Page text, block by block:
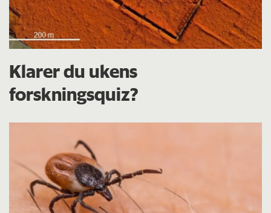
Klarer du ukens
forskningsquiz?